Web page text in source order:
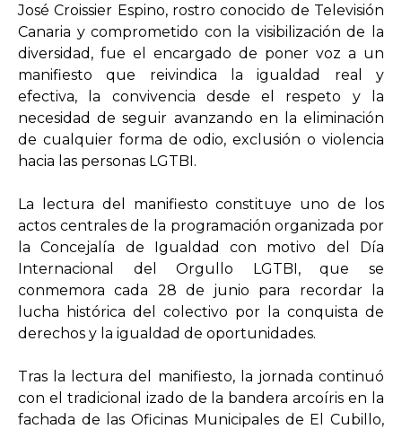
José Croissier Espino, rostro conocido de Televisión
Canaria y comprometido con la visibilización de la
diversidad, fue el encargado de poner voz a un
manifiesto que reivindica la igualdad real y
efectiva, la convivencia desde el respeto y la
necesidad de seguir avanzando en la eliminación
de cualquier forma de odio, exclusión o violencia
hacia las personas LGTBI.
La lectura del manifiesto constituye uno de los
actos centrales de la programación organizada por
la Concejalía de Igualdad con motivo del Día
Internacional del Orgullo LGTBI, que se
conmemora cada 28 de junio para recordar la
lucha histórica del colectivo por la conquista de
derechos y la igualdad de oportunidades.
Tras la lectura del manifiesto, la jornada continuó
con el tradicional izado de la bandera arcoíris en la
fachada de las Oficinas Municipales de El Cubillo,